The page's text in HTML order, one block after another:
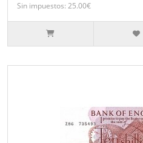
Sin impuestos: 25.00€